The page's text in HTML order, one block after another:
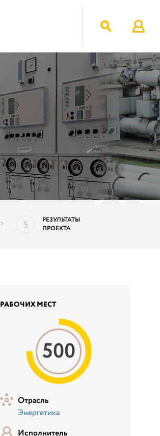
> 5
РЕЗУЛЬТАТЫ
ПРОЕКТА
РАБОЧИХ МЕСТ
500
Отрасль
Энергетика
Исполнитель